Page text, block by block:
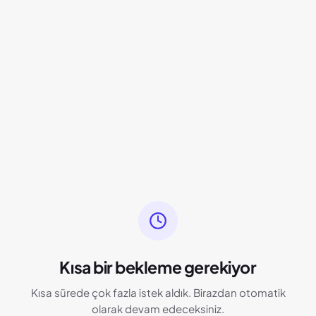
Kısa bir bekleme gerekiyor
Kısa sürede çok fazla istek aldık. Birazdan otomatik
olarak devam edeceksiniz.